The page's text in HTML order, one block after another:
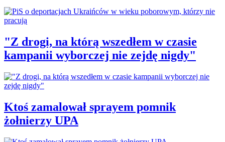
"Z drogi, na którą wszedłem w czasie
kampanii wyborczej nie zejdę nigdy"
Ktoś zamalował sprayem pomnik
żołnierzy UPA